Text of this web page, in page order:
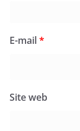
E-mail*
Site web